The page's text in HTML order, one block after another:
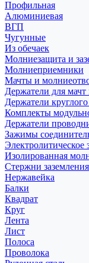
Профильная
Алюминиевая
ВГП
Чугунные
Из обечаек
Молниезащита и
Молниеприемники
Мачты и
Держатели для
Держатели
Комплекты
Держатели
Зажимы
Электролитическое
Изолированная
Стержни заземления
Нержавейка
Балки
Квадрат
Круг
Лента
Лист
Полоса
Проволока